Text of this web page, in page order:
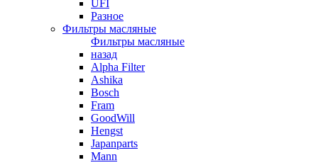
UFI
Разное
Фильтры масляные
Фильтры масляные
назад
Alpha Filter
Ashika
Bosch
Fram
GoodWill
Hengst
Japanparts
Mann